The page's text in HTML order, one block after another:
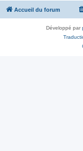
Accueil du forum
Développé par